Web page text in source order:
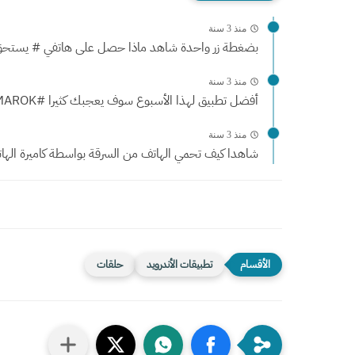
منذ 3 سنة
بضغطة زر واحدة شاهد ماذا حصل على هاتفي #
منذ 3 سنة
أفضل تطبيق لهذا الأسبوع سوف يعجبك كثيرا #AMAROK
منذ 3 سنة
شاهدا كيف تحمي الهاتف من السرقة بواسطة كاميرة
تطبيقات الأندرويد حلقات